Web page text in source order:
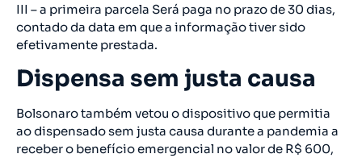
III – a primeira parcela Será paga no prazo de 30 dias,
contado da data em que a informação tiver sido
efetivamente prestada.
Dispensa sem justa causa
Bolsonaro também vetou o dispositivo que permitia
ao dispensado sem justa causa durante a pandemia a
receber o benefício emergencial no valor de R$ 600,